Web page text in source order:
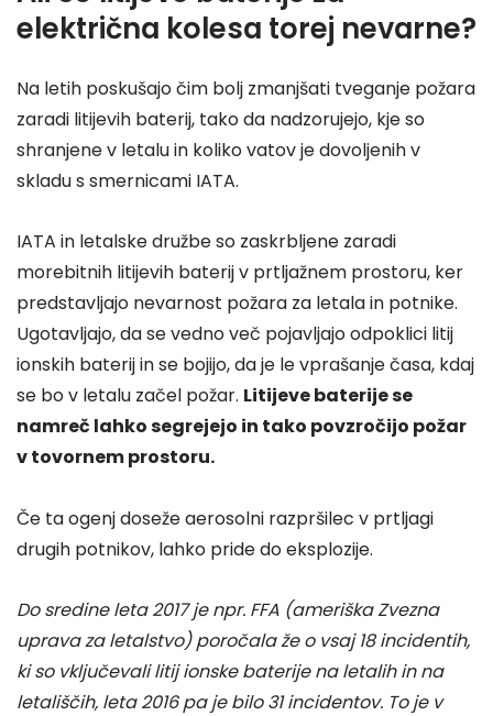
električna kolesa torej nevarne?
Na letih poskušajo čim bolj zmanjšati tveganje požara
zaradi litijevih baterij, tako da nadzorujejo, kje so
shranjene v letalu in koliko vatov je dovoljenih v
skladu s smernicami IATA.
IATA in letalske družbe so zaskrbljene zaradi
morebitnih litijevih baterij v prtljažnem prostoru, ker
predstavljajo nevarnost požara za letala in potnike.
Ugotavljajo, da se vedno več pojavljajo odpoklici litij
ionskih baterij in se bojijo, da je le vprašanje časa, kdaj
se bo v letalu začel požar. Litijeve baterije se
namreč lahko segrejejo in tako povzročijo požar
v tovornem prostoru.
Če ta ogenj doseže aerosolni razpršilec v prtljagi
drugih potnikov, lahko pride do eksplozije.
Do sredine leta 2017 je npr. FFA (ameriška Zvezna
uprava za letalstvo) poročala že o vsaj 18 incidentih,
ki so vključevali litij ionske baterije na letalih in na
letališčih, leta 2016 pa je bilo 31 incidentov. To je v